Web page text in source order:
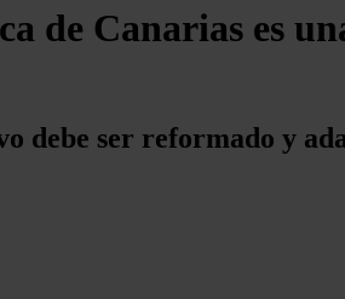
de Canarias es
debe ser reformado y